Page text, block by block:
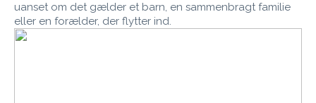
uanset om det gælder et barn, en sammenbragt familie
eller en forælder, der flytter ind.